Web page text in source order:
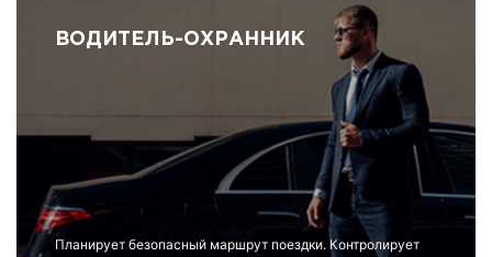
ВОДИТЕЛЬ-ОХРАННИК
Планирует безопасный маршрут поездки. Контролирует